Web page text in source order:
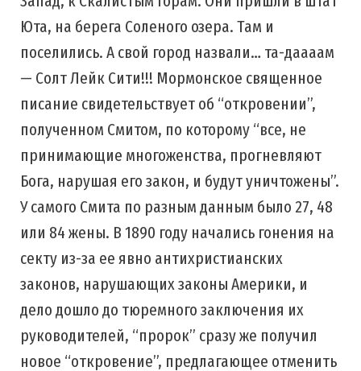
Юта, на берега Соленого озера. Там и
поселились. А свой город назвали… та-даааам
— Солт Лейк Сити!!! Мормонское священное
писание свидетельствует об “откровении”,
полученном Смитом, по которому “все, не
принимающие многоженства, прогневляют
Бога, нарушая его закон, и будут уничтожены”.
У самого Смита по разным данным было 27, 48
или 84 жены. В 1890 году начались гонения на
секту из-за ее явно антихристианских
законов, нарушающих законы Америки, и
дело дошло до тюремного заключения их
руководителей, “пророк” сразу же получил
новое “откровение”, предлагающее отменить